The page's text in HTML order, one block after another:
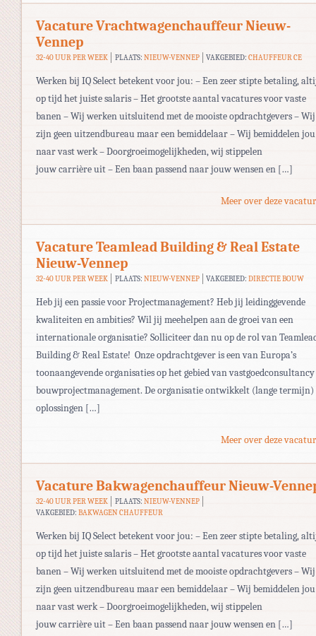
Vacature Vrachtwagenchauffeur Nieuw-
Vennep
32-40 UUR PER WEEK PLAATS: NIEUW-VENNEP VAKGEBIED:CHAUFFEUR CE
Werken bij IQ Select betekent voor jou: – Een zeer stipte betaling,
op tijd het juiste salaris – Het grootste aantal vacatures voor vaste
banen – Wij werken uitsluitend met de mooiste opdrachtgevers – Wij
zijn geen uitzendbureau maar een bemiddelaar – Wij bemiddelen jou
naar vast werk – Doorgroeimogelijkheden, wij stippelen
jouw carrière uit – Een baan passend naar jouw wensen en […]
Meer over deze
Vacature Teamlead Building & Real Estate
Nieuw-Vennep
32-40 UUR PER WEEK PLAATS: NIEUW-VENNEP VAKGEBIED:DIRECTIE BOUW
Heb jij een passie voor Projectmanagement? Heb jij leidinggevende
kwaliteiten en ambities? Wil jij meehelpen aan de groei van een
internationale organisatie? Solliciteer dan nu op de rol van
Building & Real Estate! Onze opdrachtgever is een van Europa’s
toonaangevende organisaties op het gebied van
bouwprojectmanagement. De organisatie ontwikkelt (lange termijn)
oplossingen […]
Meer over deze
Vacature Bakwagenchauffeur Nieuw-
32-40 UUR PER WEEK PLAATS: NIEUW-VENNEP
VAKGEBIED: BAKWAGEN CHAUFFEUR
Werken bij IQ Select betekent voor jou: – Een zeer stipte betaling,
op tijd het juiste salaris – Het grootste aantal vacatures voor vaste
banen – Wij werken uitsluitend met de mooiste opdrachtgevers – Wij
zijn geen uitzendbureau maar een bemiddelaar – Wij bemiddelen jou
naar vast werk – Doorgroeimogelijkheden, wij stippelen
jouw carrière uit – Een baan passend naar jouw wensen en […]